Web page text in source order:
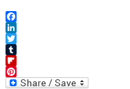
Facebook
LinkedIn
Twitter
Tumblr
Flipboard
Pinterest